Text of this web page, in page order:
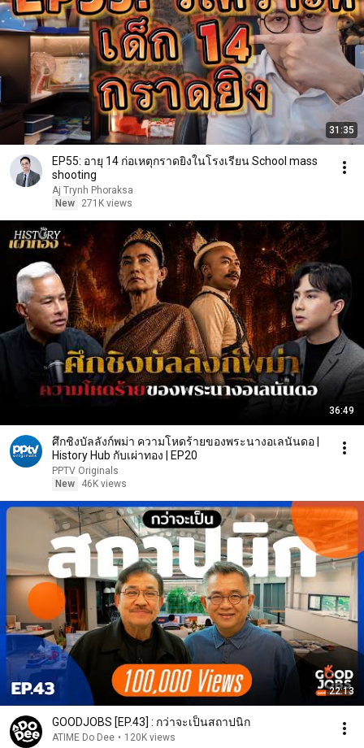
31:35
EP55: อายุ 14 ก่อเหตุกราดยิงในโรงเรียน School mass
shooting
Aj Trynh Phoraksa
New
271K views
36:49
ศึกชิงบัลลังก์พม่า ความโหดร้ายของพระนางอเลนันดอ |
History Hub กับเผ่าทอง | EP20
PPTV Originals
New
46K views
22:13
GOODJOBS [EP.43] : กว่าจะเป็นสถาปนิก
ATIME Do Dee • 120K views